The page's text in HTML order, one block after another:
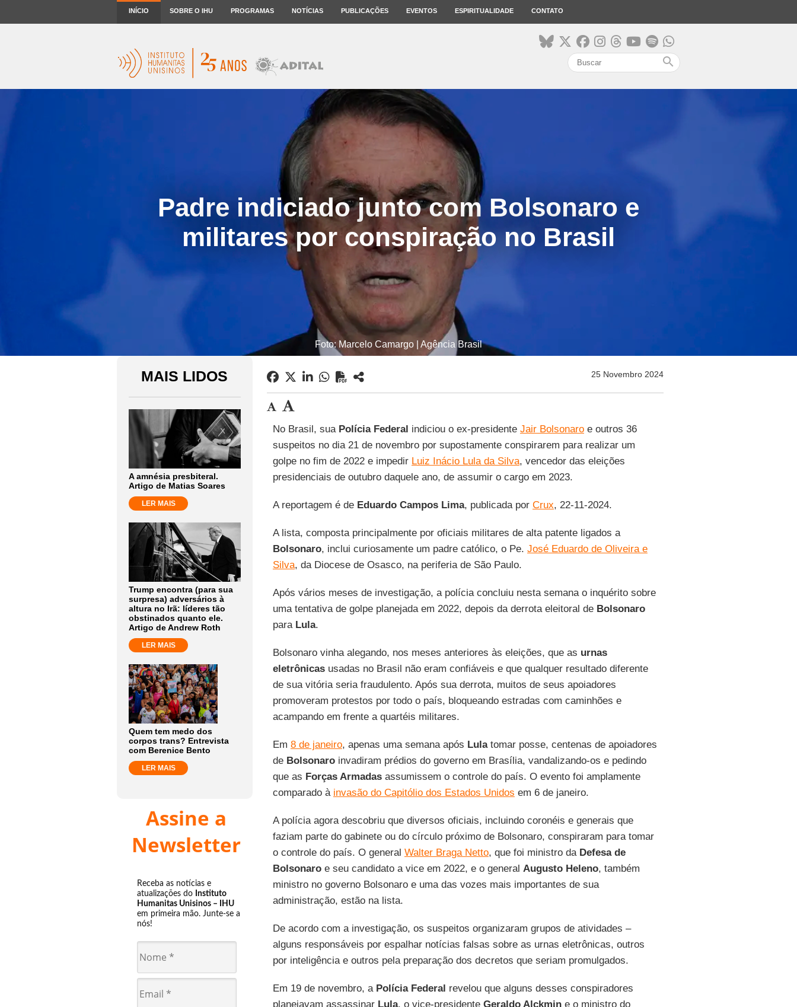
INÍCIO SOBRE O IHU PROGRAMAS NOTÍCIAS PUBLICAÇÕES EVENTOS ESPIRITUALIDADE CONTATO
search
Padre indiciado junto com Bolsonaro e
militares por conspiração no Brasil
Foto: Marcelo Camargo | Agência Brasil
MAIS LIDOS
A amnésia presbiteral.
Artigo de Matias Soares
LER MAIS
Trump encontra (para sua
surpresa) adversários à
altura no Irã: líderes tão
obstinados quanto ele.
Artigo de Andrew Roth
LER MAIS
Quem tem medo dos
corpos trans? Entrevista
com Berenice Bento
LER MAIS
Assine a
Newsletter
Receba as notícias e
atualizações do Instituto
Humanitas Unisinos – IHU
em primeira mão. Junte-se a
nós!
25 Novembro 2024
No Brasil, sua Polícia Federal indiciou o ex-presidente Jair Bolsonaroe outros 36
suspeitos no dia 21 de novembro por supostamente conspirarem para realizar um
golpe no fim de 2022 e impedir Luiz Inácio Lula da Silva, vencedor das eleições
presidenciais de outubro daquele ano, de assumir o cargo em 2023.
A reportagem é de Eduardo Campos Lima, publicada por Crux, 22-11-2024.
A lista, composta principalmente por oficiais militares de alta patente ligados a
Bolsonaro, inclui curiosamente um padre católico, o Pe. José Eduardo de Oliveira e
Silva, da Diocese de Osasco, na periferia de São Paulo.
Após vários meses de investigação, a polícia concluiu nesta semana o inquérito sobre
uma tentativa de golpe planejada em 2022, depois da derrota eleitoral deBolsonaro
para Lula.
Bolsonaro vinha alegando, nos meses anteriores às eleições, que as urnas
eletrônicasusadas no Brasil não eram confiáveis e que qualquer resultado diferente
de sua vitória seria fraudulento. Após sua derrota, muitos de seus apoiadores
promoveram protestos por todo o país, bloqueando estradas com caminhões e
acampando em frente a quartéis militares.
Em 8 de janeiro, apenas uma semana após Lulatomar posse, centenas de apoiadores
deBolsonaroinvadiram prédios do governo em Brasília, vandalizando-os e pedindo
que as Forças Armadasassumissem o controle do país. O evento foi amplamente
comparado à invasão do Capitólio dos Estados Unidos em 6 de janeiro.
A polícia agora descobriu que diversos oficiais, incluindo coronéis e generais que
faziam parte do gabinete ou do círculo próximo de Bolsonaro, conspiraram para tomar
o controle do país. O general Walter Braga Netto, que foi ministro da Defesa de
Bolsonaroe seu candidato a vice em 2022, e o general Augusto Heleno, também
ministro no governo Bolsonaro e uma das vozes mais importantes de sua
administração, estão na lista.
De acordo com a investigação, os suspeitos organizaram grupos de atividades –
alguns responsáveis por espalhar notícias falsas sobre as urnas eletrônicas, outros
por inteligência e outros pela preparação dos decretos que seriam promulgados.
Em 19 de novembro, a Polícia Federal revelou que alguns desses conspiradores
planejavam assassinarLula, o vice-presidente Geraldo Alckmine o ministro do